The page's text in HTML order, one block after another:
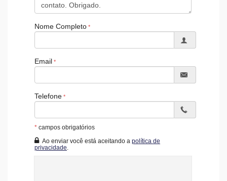
Nome Completo
Email
Telefone
* campos obrigatórios
Ao enviar você está aceitando a política de
privacidade